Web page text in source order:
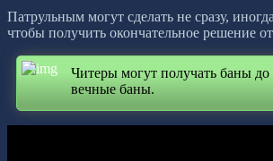
Патрульным могут сделать не сразу,
чтобы получить окончательное решение
Читеры могут получать баны до
вечные баны.